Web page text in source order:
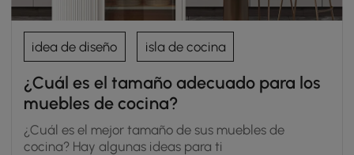
idea de diseño isla de cocina
¿Cuál es el tamaño adecuado para los
muebles de cocina?
¿Cuál es el mejor tamaño de sus muebles de
cocina? Hay algunas ideas para ti